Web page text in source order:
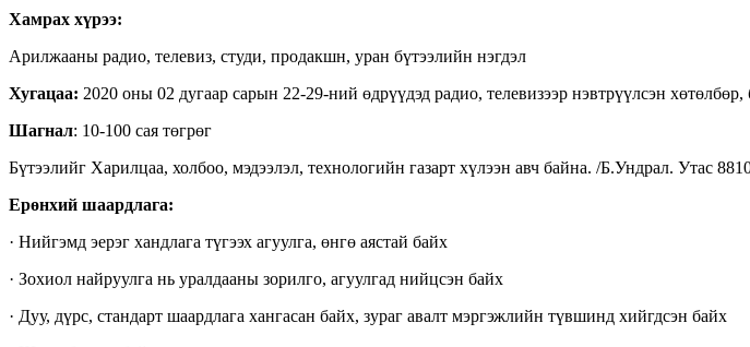
Хамрах хүрээ:
Арилжааны радио, телевиз, студи, продакшн, уран бүтээлийн нэгдэл
Хугацаа: 2020 оны 02 дугаар сарын 22-29-ний өдрүүдэд радио, телевизээр нэвтрүүлсэн хөтөлбөр,
Шагнал: 10-100 сая төгрөг
Бүтээлийг Харилцаа, холбоо, мэдээлэл, технологийн газарт хүлээн авч байна. /Б.Ундрал. Утас
Ерөнхий шаардлага:
· Нийгэмд эерэг хандлага түгээх агуулга, өнгө аястай байх
· Зохиол найруулга нь уралдааны зорилго, агуулгад нийцсэн байх
· Дуу, дүрс, стандарт шаардлага хангасан байх, зураг авалт мэргэжлийн түвшинд хийгдсэн байх